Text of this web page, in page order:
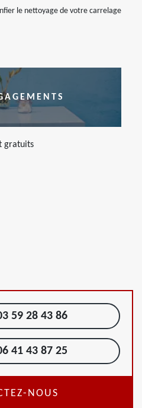
le nettoyage de votre carrelage
gratuits
59 28 43 86
41 43 87 25
NOUS